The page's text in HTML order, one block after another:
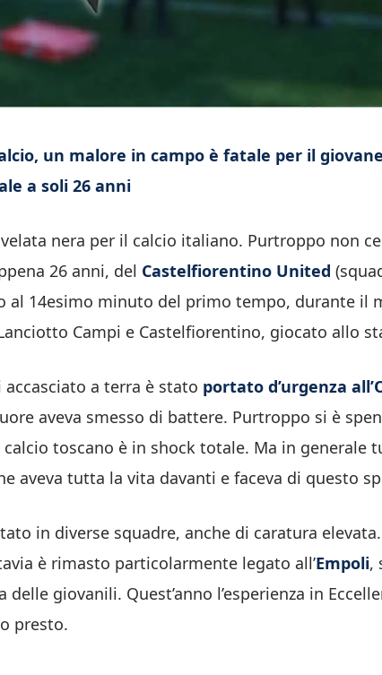
un malore in campo è fatale per il
a soli 26 anni
nera per il calcio italiano. Purtroppo non ce
26 anni, del Castelfiorentino United
al 14esimo minuto del primo tempo, durante il
Campi e Castelfiorentino, giocato allo
a terra è stato portato d’urgenza
aveva smesso di battere. Purtroppo si è
toscano è in shock totale. Ma in generale
aveva tutta la vita davanti e faceva di questo
in diverse squadre, anche di caratura
è rimasto particolarmente legato all’Empoli,
giovanili. Quest’anno l’esperienza in
presto.